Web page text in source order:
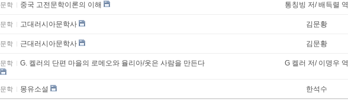
문학 중국 고전문학이론의 이해 통칭빙 저/ 배득렬 역
문학 고대러시아문학사 김문황
문학 근대러시아문학사 김문황
문학 G. 켈러의 단편 마을의 로메오와 율리아/옷은 사람을 만든다 G 켈러 저/ 이명우 역
문학 몽유소설 한석수